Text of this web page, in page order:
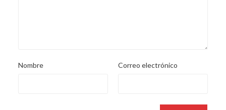
Nombre Correo electrónico